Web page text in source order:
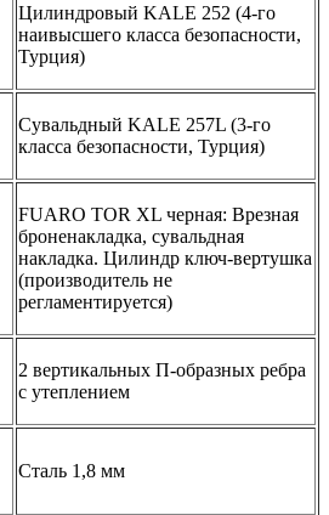
Цилиндровый KALE 252 (4-го
наивысшего класса безопасности,
Турция)
Сувальдный KALE 257L (3-го
класса безопасности, Турция)
FUARO TOR XL черная: Врезная
броненакладка, сувальдная
накладка. Цилиндр ключ-вертушка
(производитель не
регламентируется)
2 вертикальных П-образных ребра
с утеплением
Сталь 1,8 мм